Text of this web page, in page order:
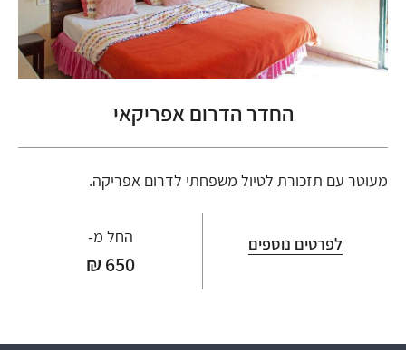
החדר הדרום אפריקאי
מעוטר עם תזכורת לטיול משפחתי לדרום אפריקה.
החל מ-
650 ₪
לפרטים נוספים